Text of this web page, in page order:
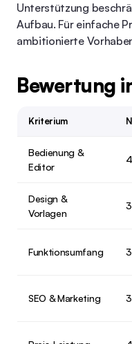
Unterstützung
Aufbau. Für einfache
ambitionierte
Bewertung
Kriterium
Bedienung &
Editor
Design &
Vorlagen
Funktionsumfang
SEO & Marketing